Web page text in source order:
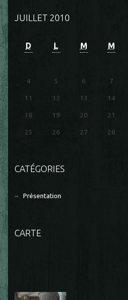
JUILLET 2010
D L M M
4 5 6 7
11 12 13 14
18 19 20 21
25 26 27 28
CATÉGORIES
Présentation
CARTE